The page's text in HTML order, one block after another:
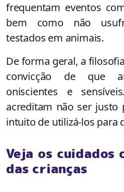
frequentam eventos
bem como não
testados em animais.
De forma geral, a
convicção de que
oniscientes e
acreditam não ser justo
intuito de utilizá-los para
Veja os cuidados
das crianças